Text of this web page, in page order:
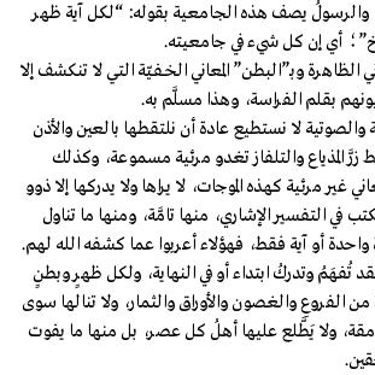
والرسولُ يصف هذه الجامعية بقوله: “لكل آية ظهر
؛ أي إن كل شيء في جامعيته.
الظاهرة وبـ”البطن” المعاني الخـفـيّة التي لا تنكشف إلا
بقلم الفراسة، وهذا مسلَّم به.
والصوتية لا نستطيع عادة أن نلتقطها بالعين والأذن
المذياع والتلفاز تغدو مرئية مسموعة، وكذلك
غير مرئية كهذه الموجات، لا يراها ولا يدركها إلا ذوو
في التفسير الإشاري، منها تامَّة، ومنها ما تناول
أو آية فقط، فهؤلاء أعربوا عما كشفه الله لهم.
تُفهَمُ وتدركُ ابتداء أو في النهاية، ولكل ظهرٍ وبطنٍ
الفروعِ والغصون والأوراق والثمار، ولا تنالها سوى
ولا يَطَّلع عليها أهلُ كل عصر، بل منها ما يفوت